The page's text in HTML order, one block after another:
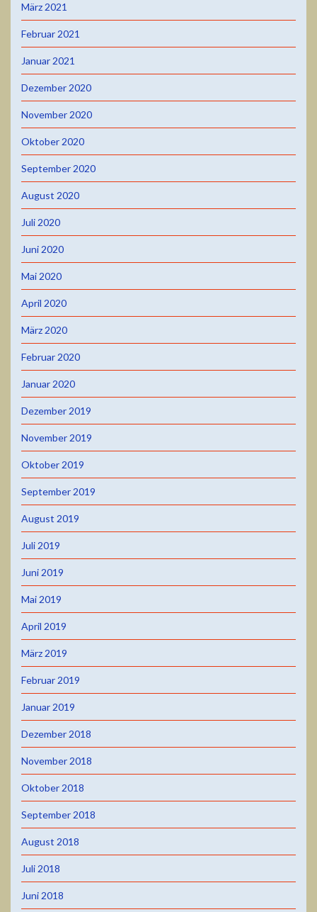
März 2021
Februar 2021
Januar 2021
Dezember 2020
November 2020
Oktober 2020
September 2020
August 2020
Juli 2020
Juni 2020
Mai 2020
April 2020
März 2020
Februar 2020
Januar 2020
Dezember 2019
November 2019
Oktober 2019
September 2019
August 2019
Juli 2019
Juni 2019
Mai 2019
April 2019
März 2019
Februar 2019
Januar 2019
Dezember 2018
November 2018
Oktober 2018
September 2018
August 2018
Juli 2018
Juni 2018